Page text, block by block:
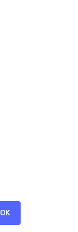
OK